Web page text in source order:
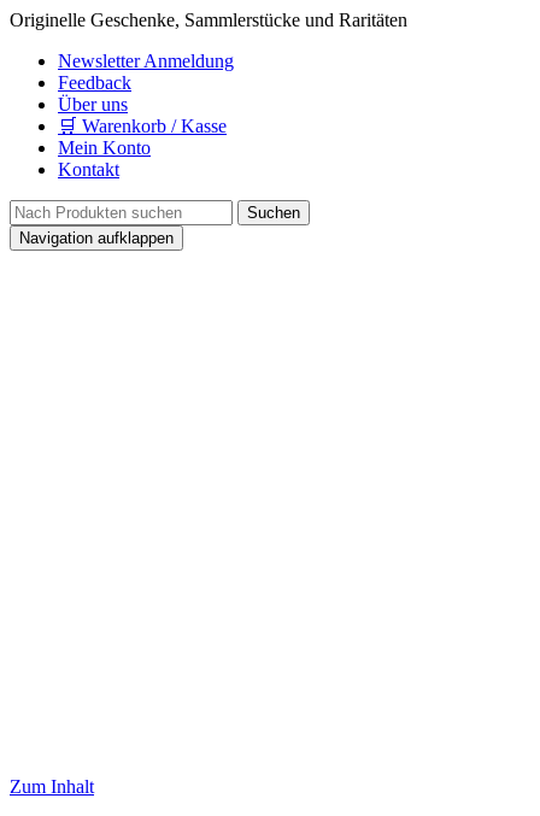
Originelle Geschenke, Sammlerstücke und Raritäten
Newsletter Anmeldung
Feedback
Über uns
🛒 Warenkorb / Kasse
Mein Konto
Kontakt
Navigation aufklappen
Zum Inhalt